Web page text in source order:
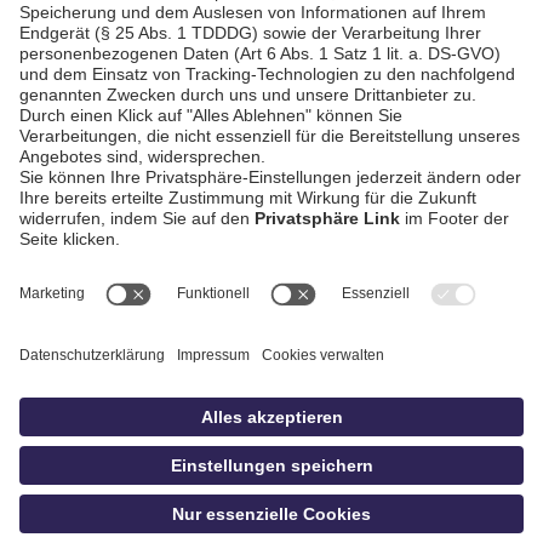
AGB / Gewinnspiele
Datenschutz
Impressum
idowa.de
Privatsphäre